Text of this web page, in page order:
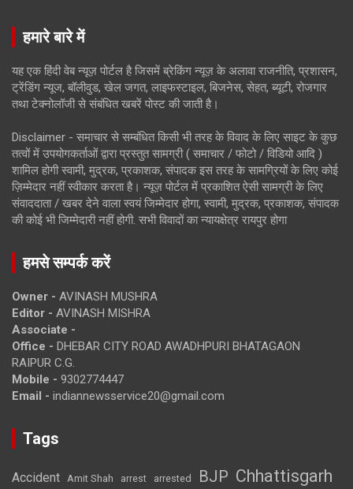
हमारे बारे में
यह एक हिंदी वेब न्यूज़ पोर्टल है जिसमें ब्रेकिंग न्यूज़ के अलावा राजनीति, प्रशासन,
ट्रेंडिंग न्यूज, बॉलीवुड, खेल जगत, लाइफस्टाइल, बिजनेस, सेहत, ब्यूटी, रोजगार
तथा टेक्नोलॉजी से संबंधित खबरें पोस्ट की जाती है।
Disclaimer - समाचार से सम्बंधित किसी भी तरह के विवाद के लिए साइट के कुछ
तत्वों में उपयोगकर्ताओं द्वारा प्रस्तुत सामग्री ( समाचार / फोटो / विडियो आदि )
शामिल होगी स्वामी, मुद्रक, प्रकाशक, संपादक इस तरह के सामग्रियों के लिए कोई
ज़िम्मेदार नहीं स्वीकार करता है। न्यूज़ पोर्टल में प्रकाशित ऐसी सामग्री के लिए
संवाददाता / खबर देने वाला स्वयं जिम्मेदार होगा, स्वामी, मुद्रक, प्रकाशक, संपादक
की कोई भी जिम्मेदारी नहीं होगी. सभी विवादों का न्यायक्षेत्र रायपुर होगा
हमसे सम्पर्क करें
Owner - AVINASH MUSHRA
Editor - AVINASH MISHRA
Associate -
Office - DHEBAR CITY ROAD AWADHPURI BHATAGAON
RAIPUR C.G.
Mobile - 9302774447
Email - indiannewsservice20@gmail.com
Tags
Accident Amit Shah arrest arrested BJP Chhattisgarh